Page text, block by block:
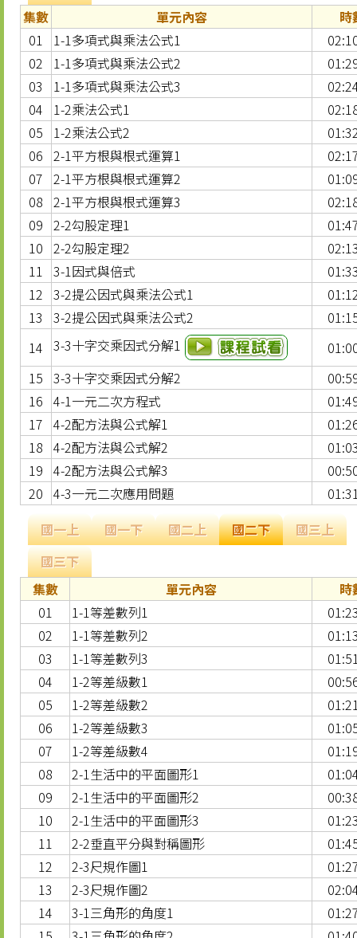
集數
單元內容
時
01
1-1多項式與乘法公式1
02
1-1多項式與乘法公式2
03
1-1多項式與乘法公式3
04
1-2乘法公式1
05
1-2乘法公式2
06 2-1平方根與根式運算1
07 2-1平方根與根式運算2
08 2-1平方根與根式運算3
09 2-2勾股定理1
10 2-2勾股定理2
11 3-1因式與倍式
12 3-2提公因式與乘法公式1
13
3-2提公因式與乘法公式2
14 3-3十字交乘因式分解1
15 3-3十字交乘因式分解2
16 4-1一元二次方程式
17 4-2配方法與公式解1
18 4-2配方法與公式解2
19 4-2配方法與公式解3
20 4-3一元二次應用問題
國一上
國一下 國二上 國二下
國三上
國三下
集數
單元內容
時
01
1-1等差數列1
02
1-1等差數列2
03
1-1等差數列3
04
1-2等差級數1
05
1-2等差級數2
06
1-2等差級數3
07
1-2等差級數4
08
2-1生活中的平面圖形1
09
2-1生活中的平面圖形2
10
2-1生活中的平面圖形3
11
2-2垂直平分與對稱圖形
12
2-3尺規作圖1
13
2-3尺規作圖2
14
3-1三角形的角度1